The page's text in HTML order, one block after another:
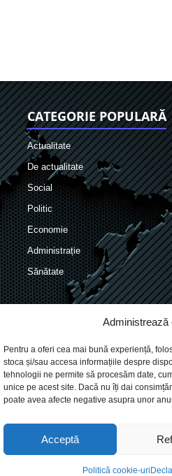
Administrează
Pentru a oferi cea mai bună experiență,
stoca și/sau accesa informațiile despre
tehnologii ne permite să procesăm date,
unice pe acest site. Dacă nu îți dai
poate avea afecte negative asupra unor
Acceptă
Politică cookie-uri
CATEGORIE POPULARĂ
Actualitate
De actualitate
Social
Politic
Economie
Administrație
Sănătate